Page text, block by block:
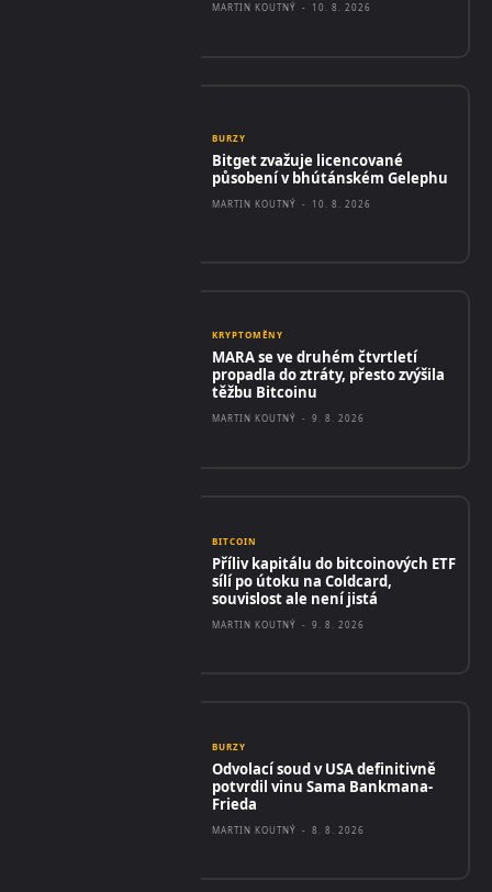
MARTIN KOUTNÝ - 10. 8. 2026
BURZY
Bitget zvažuje licencované
působení v bhútánském Gelephu
MARTIN KOUTNÝ - 10. 8. 2026
KRYPTOMĚNY
MARA se ve druhém čtvrtletí
propadla do ztráty, přesto zvýšila
těžbu Bitcoinu
MARTIN KOUTNÝ - 9. 8. 2026
BITCOIN
Příliv kapitálu do bitcoinových ETF
sílí po útoku na Coldcard,
souvislost ale není jistá
MARTIN KOUTNÝ - 9. 8. 2026
BURZY
Odvolací soud v USA definitivně
potvrdil vinu Sama Bankmana-
Frieda
MARTIN KOUTNÝ - 8. 8. 2026